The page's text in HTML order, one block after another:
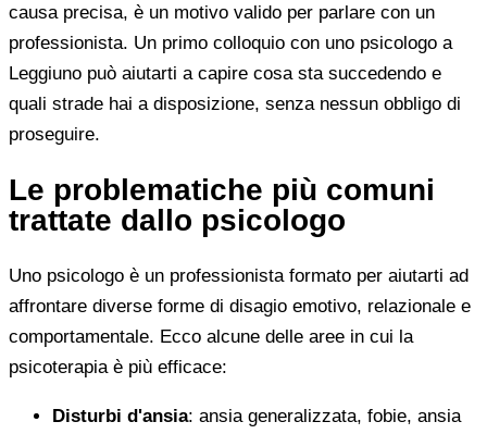
causa precisa, è un motivo valido per parlare con un
professionista. Un primo colloquio con uno psicologo a
Leggiuno può aiutarti a capire cosa sta succedendo e
quali strade hai a disposizione, senza nessun obbligo di
proseguire.
Le problematiche più comuni
trattate dallo psicologo
Uno psicologo è un professionista formato per aiutarti ad
affrontare diverse forme di disagio emotivo, relazionale e
comportamentale. Ecco alcune delle aree in cui la
psicoterapia è più efficace:
Disturbi d'ansia: ansia generalizzata, fobie, ansia